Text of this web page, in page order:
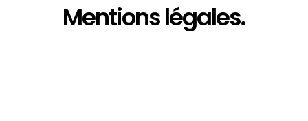
Mentions légales.